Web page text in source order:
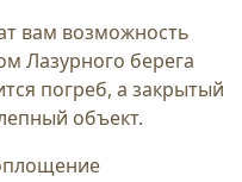
вам возможность
Лазурного берега
погреб, а закрытый
объект.